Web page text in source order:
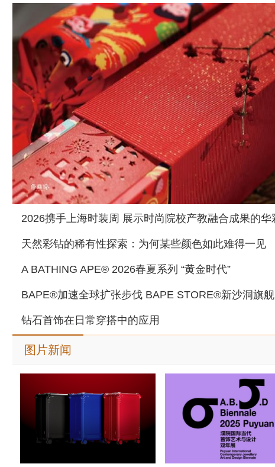
天然彩钻的稀有性探索：为何某些颜色如此难得一见
A BATHING APE® 2026春夏系列 “黄金时代”
钻石首饰在日常穿搭中的应用
图片新闻